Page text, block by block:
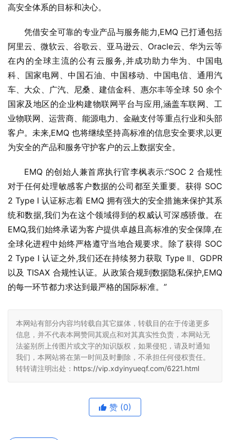
高安全体系的目标和决心。
凭借安全可靠的专业产品与服务能力,EMQ 已打通包括
阿里云、微软云、谷歌云、亚马逊云、Oracle云、华为云等
在内的全球主流的公有云服务,并成功助力华为、中国电
科、国家电网、中国石油、中国移动、中国电信、通用汽
车、大众、广汽、尼桑、建信金科、惠尔丰等全球 50 余个
国家及地区的企业构建物联网平台与应用,涵盖车联网、工
业物联网、运营商、能源电力、金融支付等重点行业和头部
客户。未来,EMQ 也将继续坚持高标准的信息安全要求,以更
为安全的产品和服务守护客户的云上数据安全。
EMQ 的创始人兼首席执行官李枫表示:“SOC 2 合规性
对于任何处理敏感客户数据的公司都至关重要。获得 SOC
2 Type I 认证标志着 EMQ 拥有强大的安全措施来保护其系
统和数据,我们为在这个领域得到的权威认可深感骄傲。在
EMQ,我们始终承诺为客户提供卓越且高标准的安全保障,在
全球化进程中始终严格遵守当地合规要求。除了获得 SOC
2 Type I 认证之外,我们还在持续努力获取 Type II、GDPR
以及 TISAX 合规性认证。从政策合规到数据隐私保护,EMQ
的每一环节都力求达到最严格的国际标准。”
本网站有部分内容均转载自其它媒体，转载目的在于传递更多
信息，并不代表本网赞同其观点和对其真实性负责，本网站无
法鉴别所上传图片或文字的知识版权，如果侵犯，请及时通知
我们，本网站将在第一时间及时删除，不承担任何侵权责任。
转转请注明出处： https://vip.xdyinyueqf.com/6221.html
赞 (0)